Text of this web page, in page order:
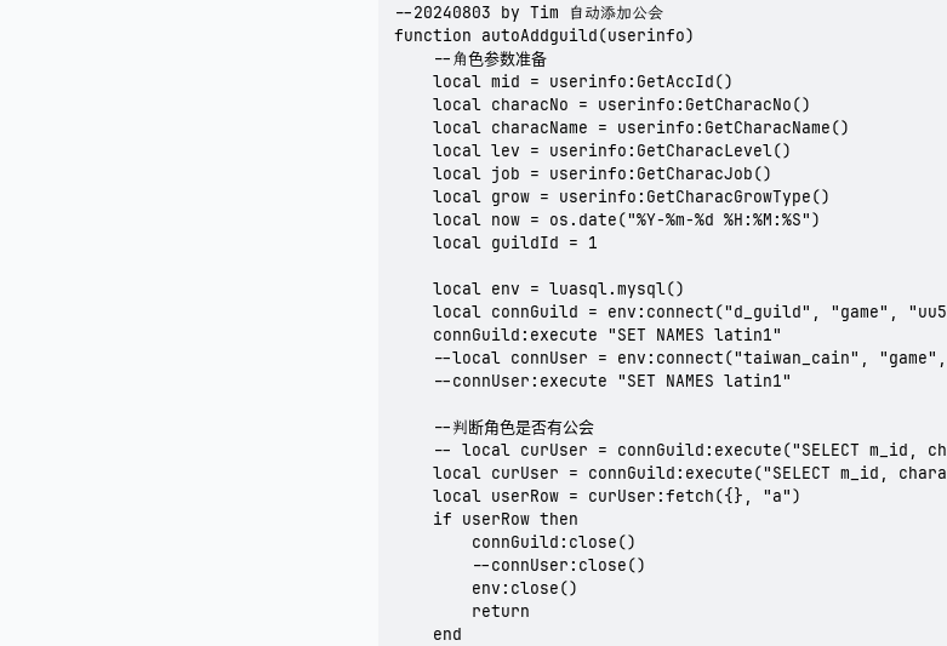
--20240803 by Tim 自动添加公会
function autoAddguild(userinfo)
    --角色参数准备
    local mid = userinfo:GetAccId()
    local characNo = userinfo:GetCharacNo()
    local characName = userinfo:GetCharacName()
    local lev = userinfo:GetCharacLevel()
    local job = userinfo:GetCharacJob()
    local grow = userinfo:GetCharacGrowType()
    local now = os.date("%Y-%m-%d %H:%M:%S")
    local guildId = 1
    local env = luasql.mysql()
local connGuild = env:connect("d_guild", "game",
    connGuild:execute "SET NAMES latin1"
--local connUser = env:connect("taiwan_cain",
    --connUser:execute "SET NAMES latin1"
    --判断角色是否有公会
-- local curUser = connGuild:execute("SELECT m_id,
local curUser = connGuild:execute("SELECT m_id,
    local userRow = curUser:fetch({}, "a")
    if userRow then
        connGuild:close()
        --connUser:close()
        env:close()
        return
    end